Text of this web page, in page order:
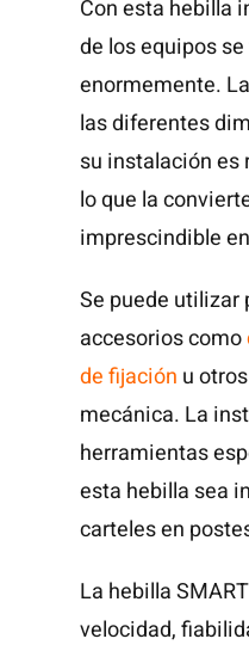
Con esta hebilla
de los equipos
enormemente.
las diferentes
su instalación es
lo que la
imprescindible
Se puede utilizar
accesorios como
de fijación u
mecánica. La
herramientas
esta hebilla sea
carteles en
La hebilla
velocidad,